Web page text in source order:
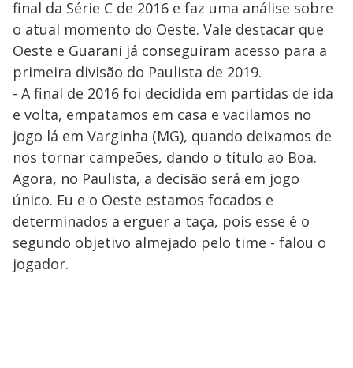
final da Série C de 2016 e faz uma análise sobre
o atual momento do Oeste. Vale destacar que
Oeste e Guarani já conseguiram acesso para a
primeira divisão do Paulista de 2019.
- A final de 2016 foi decidida em partidas de ida
e volta, empatamos em casa e vacilamos no
jogo lá em Varginha (MG), quando deixamos de
nos tornar campeões, dando o título ao Boa.
Agora, no Paulista, a decisão será em jogo
único. Eu e o Oeste estamos focados e
determinados a erguer a taça, pois esse é o
segundo objetivo almejado pelo time - falou o
jogador.